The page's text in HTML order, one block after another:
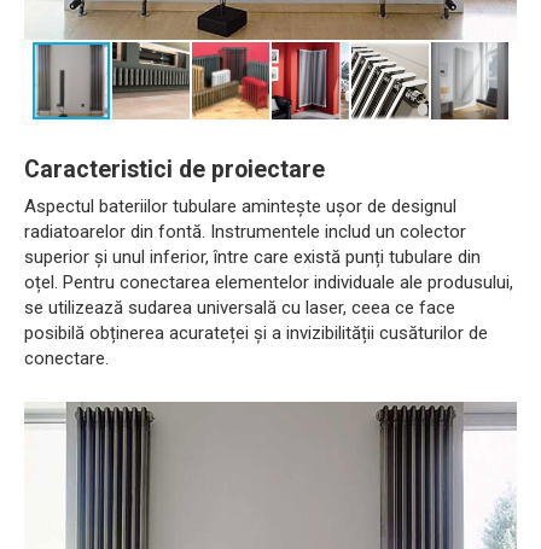
Caracteristici de proiectare
Aspectul bateriilor tubulare amintește ușor de designul
radiatoarelor din fontă. Instrumentele includ un colector
superior și unul inferior, între care există punți tubulare din
oțel. Pentru conectarea elementelor individuale ale produsului,
se utilizează sudarea universală cu laser, ceea ce face
posibilă obținerea acurateței și a invizibilității cusăturilor de
conectare.